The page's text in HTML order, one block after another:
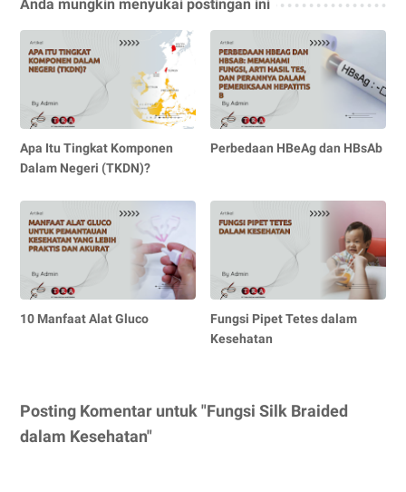
Anda mungkin menyukai postingan ini
Apa Itu Tingkat Komponen
Dalam Negeri (TKDN)?
Perbedaan HBeAg dan HBsAb
10 Manfaat Alat Gluco
Fungsi Pipet Tetes dalam
Kesehatan
Posting Komentar untuk "Fungsi Silk Braided
dalam Kesehatan"